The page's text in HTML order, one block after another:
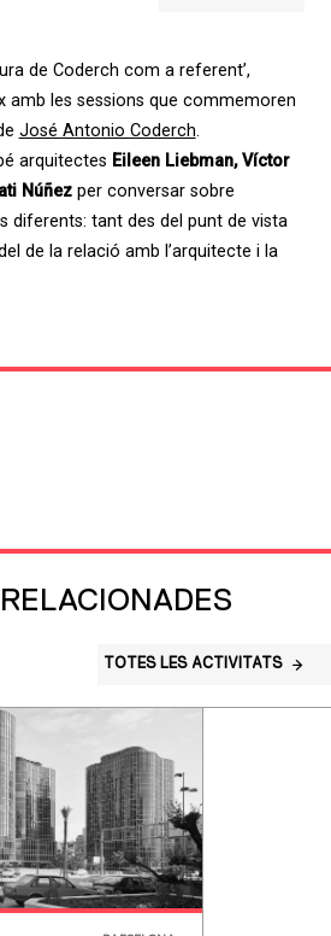
de Coderch com a referent’,
amb les sessions que commemoren
José Antonio Coderch.
arquitectes Eileen Liebman, Víctor
Núñezper conversar sobre
diferents: tant des del punt de vista
de la relació amb l’arquitecte i la
TOTES LES ACTIVITATS